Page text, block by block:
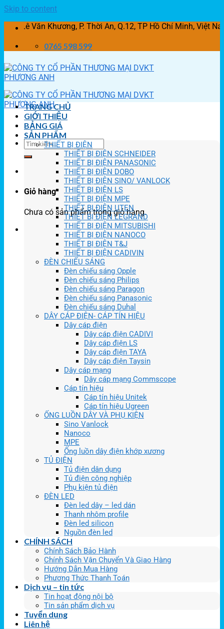
Skip to content
Lê Văn Khương, P. Thời An, Q.12, TP Hồ Chí Minh, Việt Nam
0765 598 599
Giỏ hàng
Chưa có sản phẩm trong giỏ hàng.
TRANG CHỦ
GIỚI THIỆU
BẢNG GIÁ
SẢN PHẨM
THIẾT BỊ ĐIỆN
THIẾT BỊ ĐIỆN SCHNEIDER
THIẾT BỊ ĐIỆN PANASONIC
THIẾT BỊ ĐIỆN DOBO
THIẾT BỊ ĐIỆN SINO/ VANLOCK
THIẾT BỊ ĐIỆN LS
THIẾT BỊ ĐIỆN MPE
THIẾT BỊ ĐIỆN UTEN
THIẾT BỊ ĐIỆN LEGRAND
THIẾT BỊ ĐIỆN MITSUBISHI
THIẾT BỊ ĐIỆN NANOCO
THIẾT BỊ ĐIỆN T&J
THIẾT BỊ ĐIỆN CADIVIN
ĐÈN CHIẾU SÁNG
Đèn chiếu sáng Opple
Đèn chiếu sáng Philips
Đèn chiếu sáng Paragon
Đèn chiếu sáng Panasonic
Đèn chiếu sáng Duhal
DÂY CÁP ĐIỆN- CÁP TÍN HIỆU
Dây cáp điện
Dây cáp điện CADIVI
Dây cáp điện LS
Dây cáp điện TAYA
Dây cáp điện Taysin
Dây cáp mạng
Dây cáp mạng Commscope
Cáp tín hiệu
Cáp tín hiệu Unitek
Cáp tín hiệu Ugreen
ỐNG LUỒN DÂY VÀ PHỤ KIỆN
Sino Vanlock
Nanoco
MPE
Ống luồn dây điện khớp xương
TỦ ĐIỆN
Tủ điện dân dụng
Tủ điện công nghiệp
Phụ kiện tủ điện
ĐÈN LED
Đèn led dây – led dán
Thanh nhôm profile
Đèn led silicon
Nguồn đèn led
CHÍNH SÁCH
Chính Sách Bảo Hành
Chính Sách Vận Chuyển Và Giao Hàng
Hướng Dẫn Mua Hàng
Phương Thức Thanh Toán
Dịch vụ – tin tức
Tin hoạt động nội bộ
Tin sản phẩm dịch vụ
Tuyển dụng
Liên hệ